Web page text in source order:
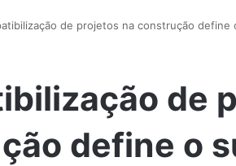
de projetos na construção define
de
define o